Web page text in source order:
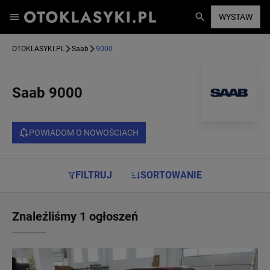
WYSTAW
OTOKLASYKI.PL Saab 9000
Saab 9000
POWIADOM O NOWOŚCIACH
FILTRUJ SORTOWANIE
Znaleźliśmy 1 ogłoszeń